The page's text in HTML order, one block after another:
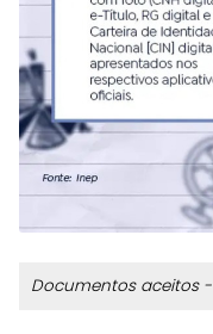
Documentos aceitos -